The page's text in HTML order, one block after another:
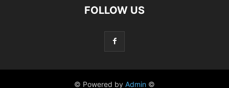
FOLLOW US
© Powered by Admin ©